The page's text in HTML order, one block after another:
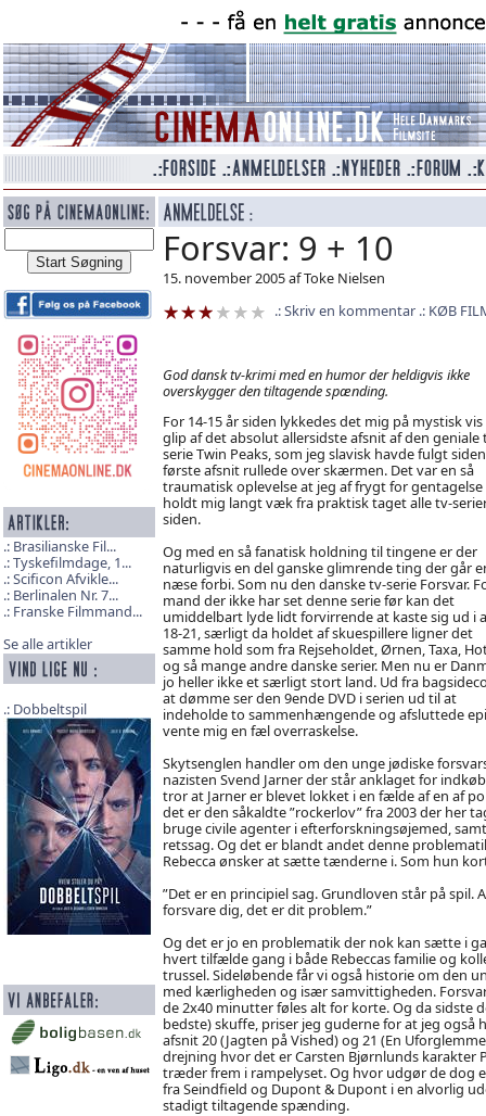
Brasilianske Fil...
Tyskefilmdage, 1...
Scificon Afvikle...
Berlinalen Nr. 7...
Franske Filmmand...
Se alle artikler
Dobbeltspil
Forsvar: 9 + 10
15. november 2005 af Toke Nielsen
Skriv en kommentar
KØB
God dansk tv-krimi med en humor der heldigvis ikke
overskygger den tiltagende spænding.
For 14-15 år siden lykkedes det mig på mystisk
glip af det absolut allersidste afsnit af den geniale
serie Twin Peaks, som jeg slavisk havde fulgt
første afsnit rullede over skærmen. Det var en så
traumatisk oplevelse at jeg af frygt for gentagelse
holdt mig langt væk fra praktisk taget alle tv-
siden.
Og med en så fanatisk holdning til tingene er der
naturligvis en del ganske glimrende ting der går
næse forbi. Som nu den danske tv-serie Forsvar.
mand der ikke har set denne serie før kan det
umiddelbart lyde lidt forvirrende at kaste sig ud i
18-21, særligt da holdet af skuespillere ligner det
samme hold som fra Rejseholdet, Ørnen, Taxa,
og så mange andre danske serier. Men nu er
jo heller ikke et særligt stort land. Ud fra
at dømme ser den 9ende DVD i serien ud til at
indeholde to sammenhængende og afsluttede
vente mig en fæl overraskelse.
Skytsenglen handler om den unge jødiske
nazisten Svend Jarner der står anklaget for
tror at Jarner er blevet lokket i en fælde af en af
det er den såkaldte ”rockerlov” fra 2003 der her
bruge civile agenter i efterforskningsøjemed,
retssag. Og det er blandt andet denne
Rebecca ønsker at sætte tænderne i. Som hun
”Det er en principiel sag. Grundloven står på
forsvare dig, det er dit problem.”
Og det er jo en problematik der nok kan sætte i
hvert tilfælde gang i både Rebeccas familie og
trussel. Sideløbende får vi også historie om den
med kærligheden og især samvittigheden.
de 2x40 minutter føles alt for korte. Og da sidste
bedste) skuffe, priser jeg guderne for at jeg
afsnit 20 (Jagten på Vished) og 21 (En
drejning hvor det er Carsten Bjørnlunds karakter
træder frem i rampelyset. Og hvor udgør de dog
fra Seindfield og Dupont & Dupont i en alvorlig
stadigt tiltagende spænding.